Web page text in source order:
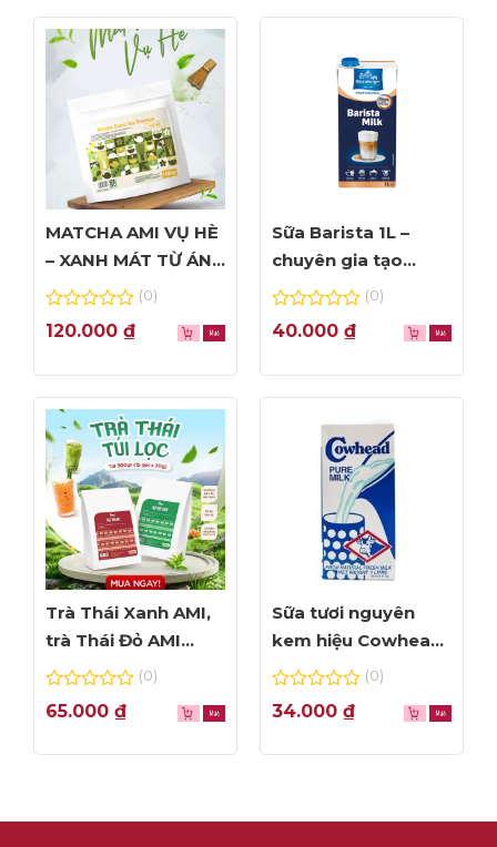
ADD: 56 Linh Lang, Ba Đình, Hà Nội
Hotline tư vấn 0989.330.683
MATCHA AMI VỤ HÈ
– XANH MÁT TỪ ÁNH
NHÌN ĐẦU TIÊN
0
out
5
(0)
120.000 ₫
Sữa Barista 1L –
chuyên gia tạo
Foam đỉnh cao
0
out
5
(0)
40.000 ₫
Trà Thái Xanh AMI,
trà Thái Đỏ AMI
thơm ngon, túi lọc
0
out
5
(0)
65.000 ₫
Sữa tươi nguyên
kem hiệu Cowhead
– hộp 1L
0
out
5
(0)
34.000 ₫